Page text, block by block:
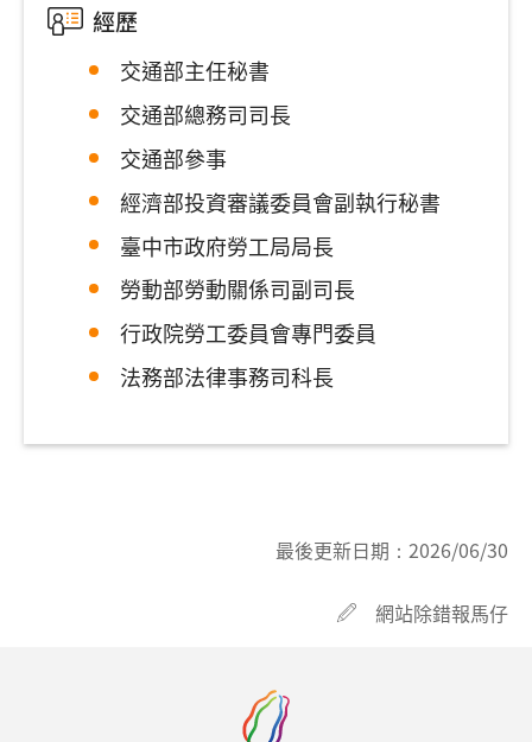
經歷
交通部主任秘書
交通部總務司司長
交通部參事
經濟部投資審議委員會副執行秘書
臺中市政府勞工局局長
勞動部勞動關係司副司長
行政院勞工委員會專門委員
法務部法律事務司科長
最後更新日期： 2026/06/30
網站除錯報馬仔